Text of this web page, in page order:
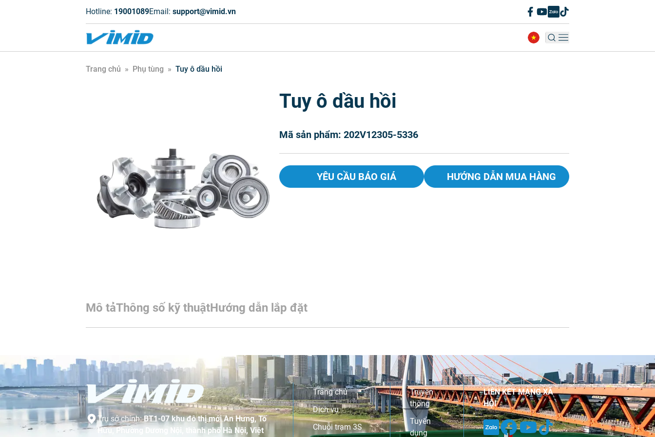
Hotline: 19001089Email: support@vimid.vn
Trang chủ » Phụ tùng » Tuy ô dầu hồi
Tuy ô dầu hồi
Mã sản phẩm: 202V12305-5336
YÊU CẦU BÁO GIÁ HƯỚNG DẪN MUA HÀNG
Mô tảThông số kỹ thuậtHướng dẫn lắp đặt
Trụ sở chính:BT1-07 khu đô thị mới An Hưng, Tố
Hữu, Phường Dương Nội, thành phố Hà Nội, Việt
Trang chủ
Dịch vụ
Chuỗi trạm 3S
Truyền
thông
Tuyển
dụng
LIÊN KẾT MẠNG XÃ
HỘI